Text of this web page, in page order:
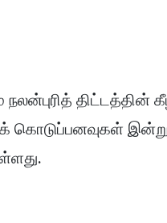
திட்டத்தின்
கொடுப்பனவுகள்